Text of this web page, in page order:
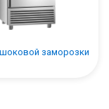
заморозки